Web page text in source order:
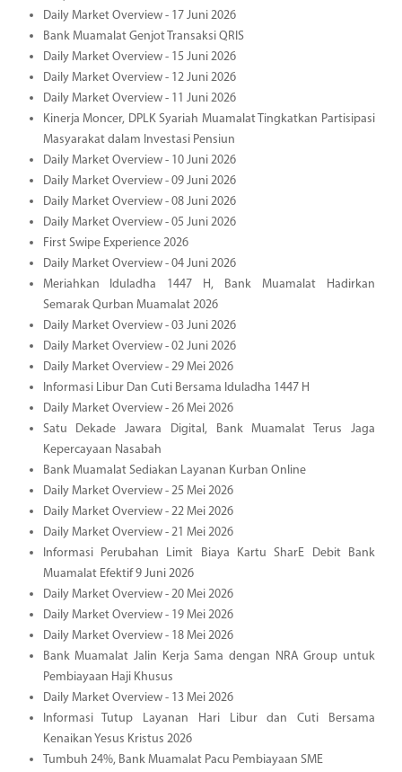
Daily Market Overview - 17 Juni 2026
Bank Muamalat Genjot Transaksi QRIS
Daily Market Overview - 15 Juni 2026
Daily Market Overview - 12 Juni 2026
Daily Market Overview - 11 Juni 2026
Kinerja Moncer, DPLK Syariah Muamalat Tingkatkan Partisipasi
Masyarakat dalam Investasi Pensiun
Daily Market Overview - 10 Juni 2026
Daily Market Overview - 09 Juni 2026
Daily Market Overview - 08 Juni 2026
Daily Market Overview - 05 Juni 2026
First Swipe Experience 2026
Daily Market Overview - 04 Juni 2026
Meriahkan Iduladha 1447 H, Bank Muamalat Hadirkan
Semarak Qurban Muamalat 2026
Daily Market Overview - 03 Juni 2026
Daily Market Overview - 02 Juni 2026
Daily Market Overview - 29 Mei 2026
Informasi Libur Dan Cuti Bersama Iduladha 1447 H
Daily Market Overview - 26 Mei 2026
Satu Dekade Jawara Digital, Bank Muamalat Terus Jaga
Kepercayaan Nasabah
Bank Muamalat Sediakan Layanan Kurban Online
Daily Market Overview - 25 Mei 2026
Daily Market Overview - 22 Mei 2026
Daily Market Overview - 21 Mei 2026
Informasi Perubahan Limit Biaya Kartu SharE Debit Bank
Muamalat Efektif 9 Juni 2026
Daily Market Overview - 20 Mei 2026
Daily Market Overview - 19 Mei 2026
Daily Market Overview - 18 Mei 2026
Bank Muamalat Jalin Kerja Sama dengan NRA Group untuk
Pembiayaan Haji Khusus
Daily Market Overview - 13 Mei 2026
Informasi Tutup Layanan Hari Libur dan Cuti Bersama
Kenaikan Yesus Kristus 2026
Tumbuh 24%, Bank Muamalat Pacu Pembiayaan SME